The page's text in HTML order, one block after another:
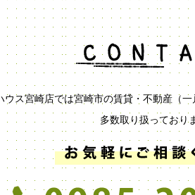
ウス宮崎店では宮崎市の賃貸・不動産（
多数取り扱っており